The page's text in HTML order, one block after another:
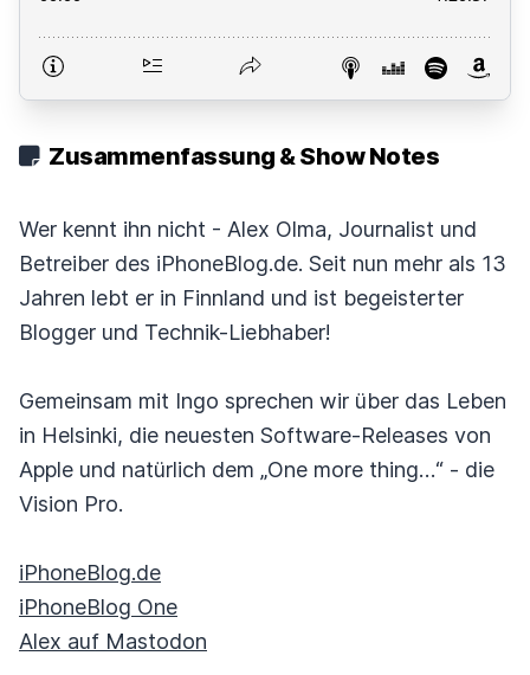
Zusammenfassung & Show Notes
Wer kennt ihn nicht - Alex Olma, Journalist und
Betreiber des iPhoneBlog.de. Seit nun mehr als 13
Jahren lebt er in Finnland und ist begeisterter
Blogger und Technik-Liebhaber!
Gemeinsam mit Ingo sprechen wir über das Leben
in Helsinki, die neuesten Software-Releases von
Apple und natürlich dem „One more thing…“ - die
Vision Pro.
iPhoneBlog.de
iPhoneBlog One
Alex auf Mastodon